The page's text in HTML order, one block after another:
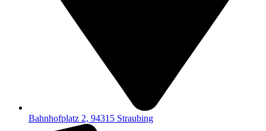
Bahnhofplatz 2, 94315 Straubing